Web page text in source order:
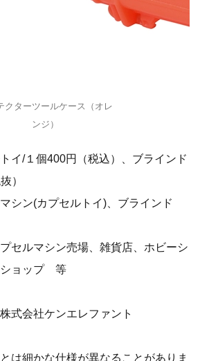
クターツールケース（オレ
ンジ）
イ/１個400円（税込）、ブラインド
）
シン(カプセルトイ)、ブラインド
セルマシン売場、雑貨店、ホビーシ
ショップ 等
式会社ケンエレファント
は細かな仕様が異なることがありま